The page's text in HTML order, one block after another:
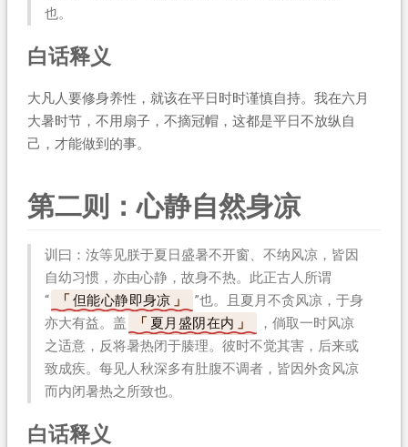
也。
白话释义
大凡人要修身养性，就该在平日时时谨慎自持。我在六月
大暑时节，不用扇子，不摘冠帽，这都是平日不放纵自
己，才能做到的事。
第二则：心静自然身凉
训曰：汝等见朕于夏日盛暑不开窗、不纳风凉，皆因
自幼习惯，亦由心静，故身不热。此正古人所谓
“
但能心静即身凉
”也。且夏月不贪风凉，于身
亦大有益。盖
夏月盛阴在内
，倘取一时风凉
之适意，反将暑热闭于腠理。彼时不觉其害，后来或
致成疾。每见人秋深多有肚腹不调者，皆因外贪风凉
而内闭暑热之所致也。
白话释义